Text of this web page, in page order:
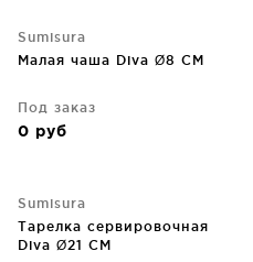
Sumisura
Малая чаша Diva Ø8 CM
Под заказ
0 руб
Sumisura
Тарелка сервировочная
Diva Ø21 CM